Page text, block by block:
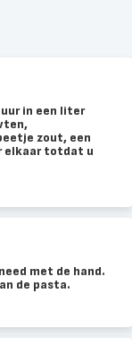
in een liter
zout, een
elkaar totdat u
met de hand.
de pasta.